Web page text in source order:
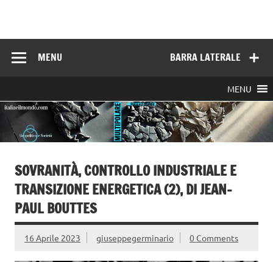
BARRA LATERALE
MENU
MENU
SOVRANITÀ, CONTROLLO INDUSTRIALE E
TRANSIZIONE ENERGETICA (2), DI JEAN-
PAUL BOUTTES
16 Aprile 2023 giuseppegerminario 0 Comments